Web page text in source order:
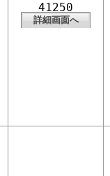
41250
詳細画面へ